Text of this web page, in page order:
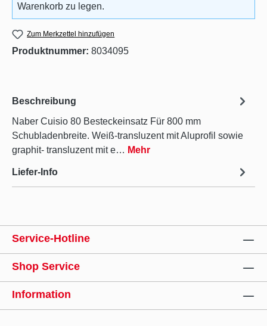
Warenkorb zu legen.
Zum Merkzettel hinzufügen
Produktnummer: 8034095
Beschreibung
Naber Cuisio 80 Besteckeinsatz Für 800 mm
Schubladenbreite. Weiß-transluzent mit Aluprofil sowie
graphit- transluzent mit e… Mehr
Liefer-Info
Service-Hotline
Shop Service
Information